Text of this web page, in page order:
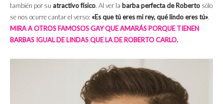
también por su atractivo físico. Al ver la barba perfecta de Roberto sólo
se nos ocurre cantar el verso: «Es que tú eres mi rey, qué lindo eres tú».
MIRA A OTROS FAMOSOS GAY QUE AMARÁS PORQUE TIENEN
BARBAS IGUAL DE LINDAS QUE LA DE ROBERTO CARLO.